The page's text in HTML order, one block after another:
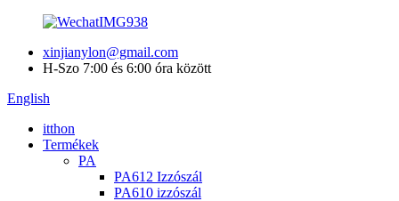
xinjianylon@gmail.com
H-Szo 7:00 és 6:00 óra között
English
itthon
Termékek
PA
PA612 Izzószál
PA610 izzószál